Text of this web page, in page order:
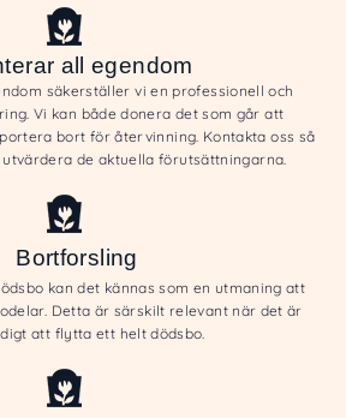
all egendom
säkerställer vi en professionell och
Vi kan både donera det som går att
bort för återvinning. Kontakta oss så
de aktuella förutsättningarna.
Bortforsling
kan det kännas som en utmaning att
Detta är särskilt relevant när det är
att flytta ett helt dödsbo.